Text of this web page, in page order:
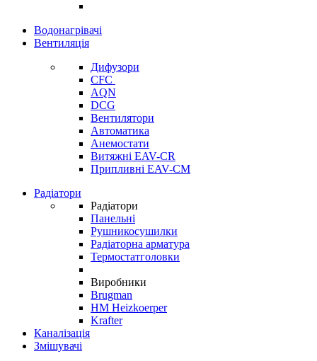
Водонагрівачі
Вентиляція
Дифузори
CFC
AQN
DCG
Вентилятори
Автоматика
Анемостати
Витяжні EAV-CR
Припливні EAV-CM
Радіатори
Радіатори
Панельні
Рушникосушилки
Радіаторна арматура
Термостатголовки
Виробники
Brugman
HM Heizkoerper
Krafter
Каналізація
Змішувачі